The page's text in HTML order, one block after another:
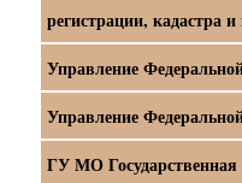
регистрации, кадастра
Управление
Управление
ГУ МО